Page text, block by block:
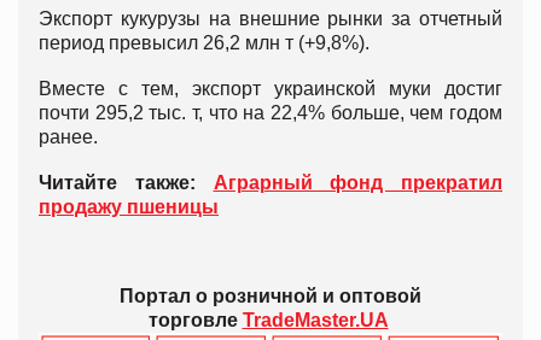
Экспорт кукурузы на внешние рынки за отчетный
период превысил 26,2 млн т (+9,8%).
Вместе с тем, экспорт украинской муки достиг
почти 295,2 тыс. т, что на 22,4% больше, чем годом
ранее.
Читайте также: Аграрный фонд прекратил
продажу пшеницы
Портал о розничной и оптовой
торговле TradeMaster.UA